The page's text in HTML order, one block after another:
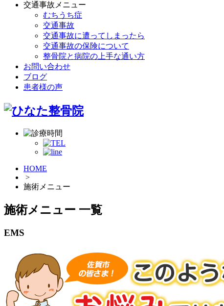
交通事故メニュー
むちうち症
交通事故
交通事故に遭ってしまったら
交通事故の保険について
整骨院と病院の上手な通い方
お問い合わせ
ブログ
患者様の声
HOME
>
施術メニュー
施術メニュー 一覧
EMS